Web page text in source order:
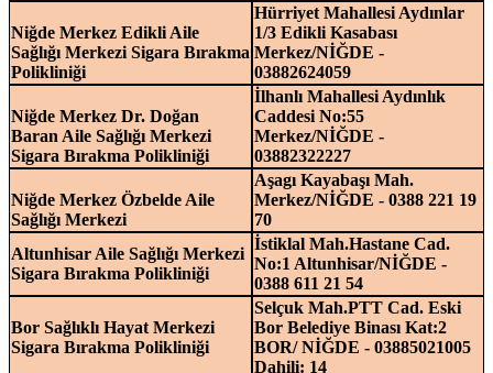
Niğde Merkez Edikli Aile
Sağlığı Merkezi Sigara Bırakma
Polikliniği
Hürriyet Mahallesi Aydınlar
1/3 Edikli Kasabası
Merkez/NİĞDE -
03882624059
Niğde Merkez Dr. Doğan
Baran Aile Sağlığı Merkezi
Sigara Bırakma Polikliniği
İlhanlı Mahallesi Aydınlık
Caddesi No:55
Merkez/NİĞDE -
03882322227
Niğde Merkez Özbelde Aile
Sağlığı Merkezi
Aşagı Kayabaşı Mah.
Merkez/NİĞDE - 0388 221 19
70
Altunhisar Aile Sağlığı Merkezi
Sigara Bırakma Polikliniği
İstiklal Mah.Hastane Cad.
No:1 Altunhisar/NİĞDE -
0388 611 21 54
Bor Sağlıklı Hayat Merkezi
Sigara Bırakma Polikliniği
Selçuk Mah.PTT Cad. Eski
Bor Belediye Binası Kat:2
BOR/ NİĞDE - 03885021005
Dahili: 14